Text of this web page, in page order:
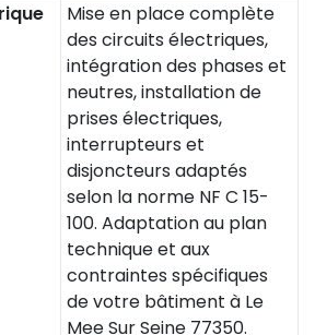
Mise en place complète
des circuits électriques,
intégration des phases et
neutres, installation de
prises électriques,
interrupteurs et
disjoncteurs adaptés
selon la norme NF C 15-
100. Adaptation au plan
technique et aux
contraintes spécifiques
de votre bâtiment à Le
Mee Sur Seine 77350.